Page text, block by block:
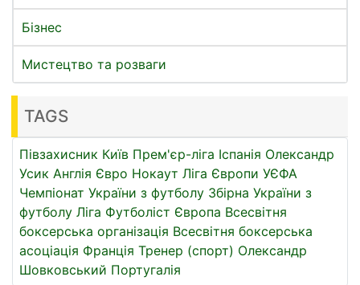
Бізнес
Мистецтво та розваги
TAGS
Півзахисник Київ Прем'єр-ліга Іспанія Олександр
Усик Англія Євро Нокаут Ліга Європи УЄФА
Чемпіонат України з футболу Збірна України з
футболу Ліга Футболіст Європа Всесвітня
боксерська організація Всесвітня боксерська
асоціація Франція Тренер (спорт) Олександр
Шовковський Португалія